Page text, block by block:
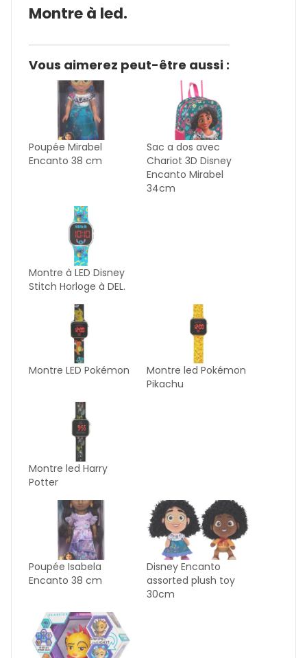
Montre à led.
Vous aimerez peut-être aussi :
Poupée Mirabel
Encanto 38 cm
Sac a dos avec
Chariot 3D Disney
Encanto Mirabel
34cm
Montre à LED Disney
Stitch Horloge à DEL.
Montre LED Pokémon
Montre led Pokémon
Pikachu
Montre led Harry
Potter
Poupée Isabela
Encanto 38 cm
Disney Encanto
assorted plush toy
30cm